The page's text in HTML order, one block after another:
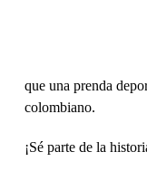
que una prenda
colombiano.
¡Sé parte de la